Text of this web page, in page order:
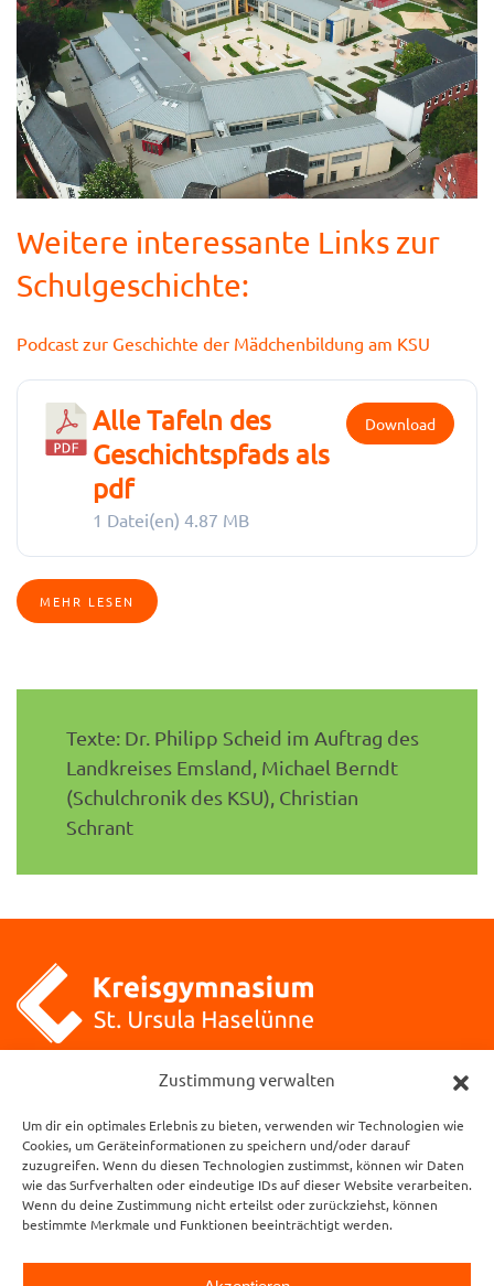
Zustimmung verwalten
Um dir ein optimales Erlebnis zu bieten, verwenden wir Technologien wie
Cookies, um Geräteinformationen zu speichern und/oder darauf
zuzugreifen. Wenn du diesen Technologien zustimmst, können wir Daten
wie das Surfverhalten oder eindeutige IDs auf dieser Website verarbeiten.
Wenn du deine Zustimmung nicht erteilst oder zurückziehst, können
bestimmte Merkmale und Funktionen beeinträchtigt werden.
Weitere interessante Links zur
Schulgeschichte:
Podcast zur Geschichte der Mädchenbildung am KSU
Alle Tafeln des
Geschichtspfads als
pdf
1 Datei(en) 4.87 MB
Download
MEHR LESEN
Texte: Dr. Philipp Scheid im Auftrag des
Landkreises Emsland, Michael Berndt
(Schulchronik des KSU), Christian
Schrant
Kreisgymnasium St. Ursula
49740 Haselünne
Öffnungszeiten des Sekretariats:
Mo. – Do.: 7.15 Uhr – 15.00 Uhr